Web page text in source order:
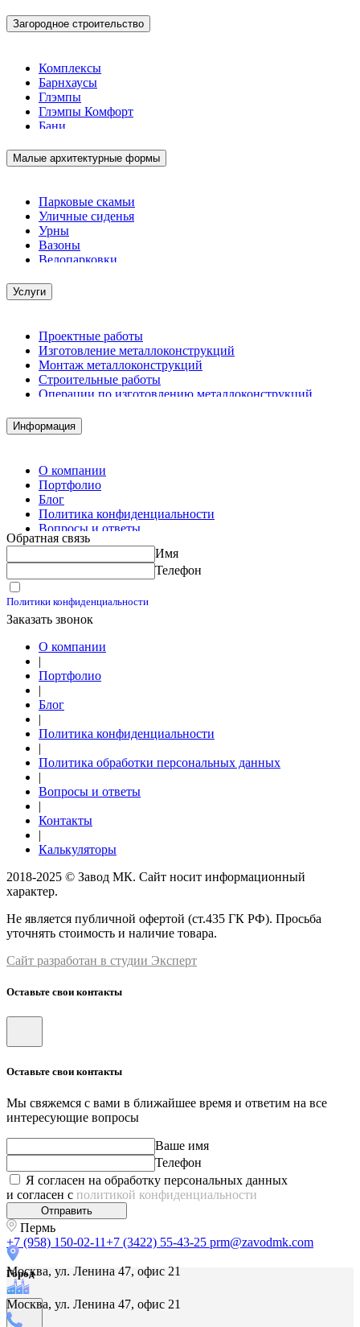
Москва, ул. Ленина 47, офис 21
Москва, ул. Ленина 47, офис 21
Загородное строительство
Комплексы
Барнхаусы
Глэмпы
Глэмпы Комфорт
Бани
Малые архитектурные формы
Парковые скамьи
Уличные сиденья
Урны
Вазоны
Велопарковки
Услуги
Проектные работы
Изготовление металлоконструкций
Монтаж металлоконструкций
Строительные работы
Операции по изготовлению металлоконструкций
Комплектация металлопроката
Изготовление винтовых свай
Информация
О компании
Портфолио
Блог
Политика конфиденциальности
Вопросы и ответы
Контакты
Обратная связь
Имя
Телефон
Политики конфиденциальности
Заказать звонок
О компании
|
Портфолио
|
Блог
|
Политика конфиденциальности
|
Политика обработки персональных данных
|
Вопросы и ответы
|
Контакты
|
Калькуляторы
2018-2025 © Завод МК. Сайт носит информационный
характер.
Не является публичной офертой (ст.435 ГК РФ). Просьба
уточнять стоимость и наличие товара.
Сайт разработан в студии Эксперт
Оставьте свои контакты
Оставьте свои контакты
Мы свяжемся с вами в ближайшее время и ответим на все
интересующие вопросы
Ваше имя
Телефон
Я согласен на обработку персональных данных
и согласен с политикой конфиденциальности
Отправить
Пермь
+7 (958) 150-02-11+7 (3422) 55-43-25 prm@zavodmk.com
Город